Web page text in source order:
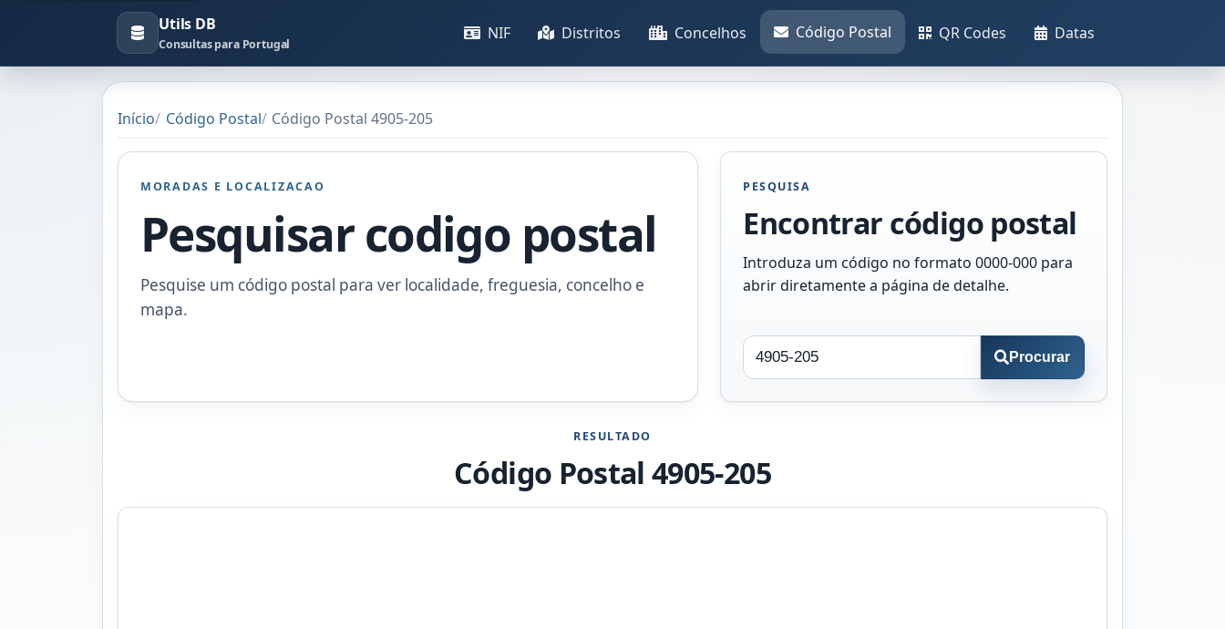
Utils DB
Consultas para Portugal
NIF Distritos Concelhos Código Postal QR Codes Datas
Início Código Postal Código Postal 4905-205
MORADAS E LOCALIZACAO
Pesquisar codigo postal
Pesquise um código postal para ver localidade, freguesia, concelho e
mapa.
PESQUISA
Encontrar código postal
Introduza um código no formato 0000-000 para
abrir diretamente a página de detalhe.
Procurar
RESULTADO
Código Postal 4905-205